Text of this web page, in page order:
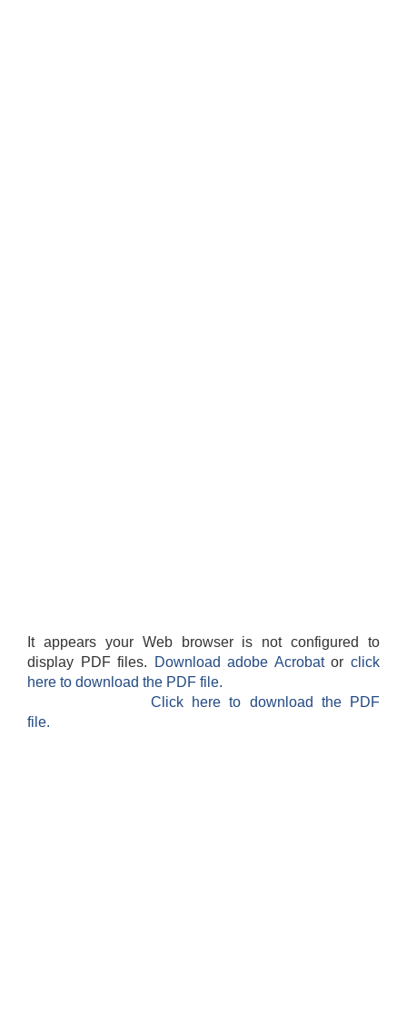
It appears your Web browser is not configured to
display PDF files.
Download adobe Acrobatorclick
here to download the PDF file.
Click here to download the PDF
file.